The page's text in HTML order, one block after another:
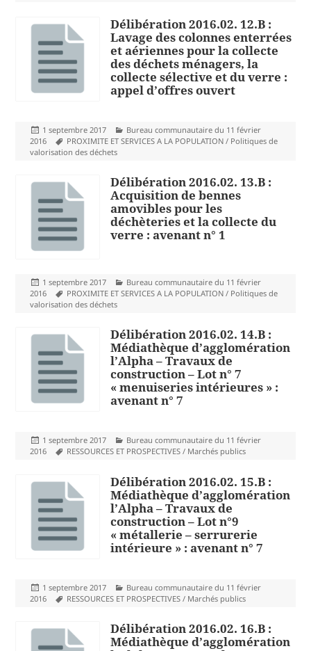
Délibération 2016.02. 12.B :
Lavage des colonnes enterrées
et aériennes pour la collecte
des déchets ménagers, la
collecte sélective et du verre :
appel d’offres ouvert
Publié
le
1 septembre 2017 Catégories
Bureau communautaire du 11 février
2016
Mots-
clés
PROXIMITE ET SERVICES A LA POPULATION / Politiques de
valorisation des déchets
Délibération 2016.02. 13.B :
Acquisition de bennes
amovibles pour les
déchèteries et la collecte du
verre : avenant n° 1
Publié
le
1 septembre 2017 Catégories
Bureau communautaire du 11 février
2016
Mots-
clés
PROXIMITE ET SERVICES A LA POPULATION / Politiques de
valorisation des déchets
Délibération 2016.02. 14.B :
Médiathèque d’agglomération
l’Alpha – Travaux de
construction – Lot n° 7
« menuiseries intérieures » :
avenant n° 7
Publié
le
1 septembre 2017 Catégories
Bureau communautaire du 11 février
2016
Mots-
RESSOURCES ET PROSPECTIVES / Marchés publics
Délibération 2016.02. 15.B :
Médiathèque d’agglomération
l’Alpha – Travaux de
construction – Lot n°9
« métallerie – serrurerie
intérieure » : avenant n° 7
Publié
le
1 septembre 2017 Catégories
Bureau communautaire du 11 février
2016
Mots-
RESSOURCES ET PROSPECTIVES / Marchés publics
Délibération 2016.02. 16.B :
Médiathèque d’agglomération